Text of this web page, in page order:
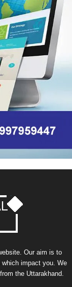
Our aim is to
impact you. We
the Uttarakhand.